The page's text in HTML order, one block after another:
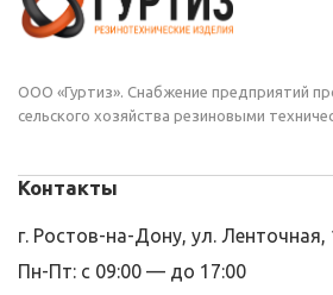
ООО «Гуртиз». Снабжение предприятий
сельского хозяйства резиновыми
Контакты
г. Ростов-на-Дону, ул. Ленточная,
Пн-Пт: с 09:00 — до 17:00